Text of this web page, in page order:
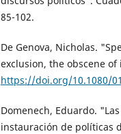
85-102.
De Genova, Nicholas.
exclusion, the obscene
https://doi.org/10.1080/
Domenech, Eduardo.
instauración de políticas